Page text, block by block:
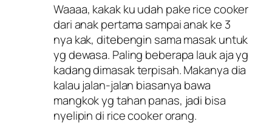
Waaaa, kakak ku udah pake rice cooker
dari anak pertama sampai anak ke 3
nya kak, ditebengin sama masak untuk
yg dewasa. Paling beberapa lauk aja yg
kadang dimasak terpisah. Makanya dia
kalau jalan-jalan biasanya bawa
mangkok yg tahan panas, jadi bisa
nyelipin di rice cooker orang.